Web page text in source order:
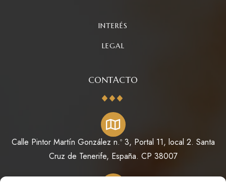
INTERÉS
LEGAL
CONTACTO
Calle Pintor Martín González n.º 3, Portal 11, local 2. Santa
Cruz de Tenerife, España. CP 38007